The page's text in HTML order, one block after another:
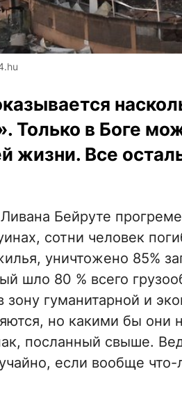
Только в Боге
жизни. Все
Ливана Бейруте
сотни человек
уничтожено 85%
шло 80 % всего
зону гуманитарной и
но какими бы они
посланный свыше.
если вообще